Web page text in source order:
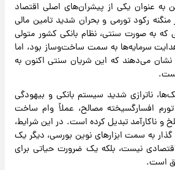
عنوان یکی از پیشران‌های اصلی اقتصاد
رکود تورمی و بحران شدید تامین مالی
که به صورت سنتی، نظام بانکی کشور متولی
سرمایه‌ها به سمت ساخت‌وساز بود، اما
می‌دهند که این شریان سنتی اکنون به
ناترازی شدید سیستم بانکی و بیهودگی
تورم افسارگسیخته مصالح، عملاً وام ساخت
ناکارآمد تبدیل کرده است. در این شرایط،
به سمت ابزارهای نوین بورسی، دیگر یک
نیست، بلکه یک ضرورت حیاتی برای
است.